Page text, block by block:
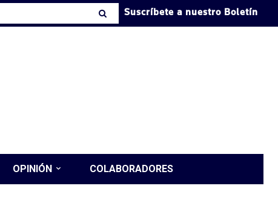
Suscríbete a nuestro Boletín
OPINIÓN COLABORADORES